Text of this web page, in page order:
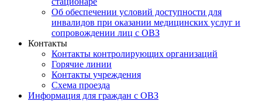
Об обеспечении условий доступности для
инвалидов при оказании медицинских услуг и
сопровождении лиц с ОВЗ
Контакты
Контакты контролирующих организаций
Горячие линии
Контакты учреждения
Схема проезда
Информация для граждан с ОВЗ